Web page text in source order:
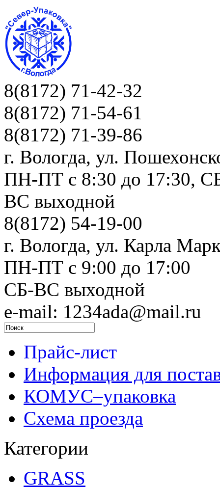
8(8172) 71-42-32
8(8172) 71-54-61
8(8172) 71-39-86
г. Вологда, ул.
ПН-ПТ c 8:30 до 17:30,
ВС выходной
8(8172) 54-19-00
г. Вологда, ул. Карла
ПН-ПТ c 9:00 до 17:00
СБ-ВС выходной
e-mail: 1234ada@mail.ru
Прайс-лист
Информация для
КОМУС–упаковка
Схема проезда
Категории
GRASS